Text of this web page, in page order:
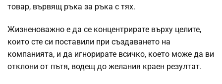
товар, вървящ ръка за ръка с тях.
Жизненоважно е да се концентрирате върху целите,
които сте си поставили при създаването на
компанията, и да игнорирате всичко, което може да ви
отклони от пътя, водещ до желания краен резултат.